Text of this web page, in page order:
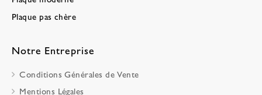
Plaque pas chère
Notre Entreprise
Conditions Générales de Vente
Mentions Légales